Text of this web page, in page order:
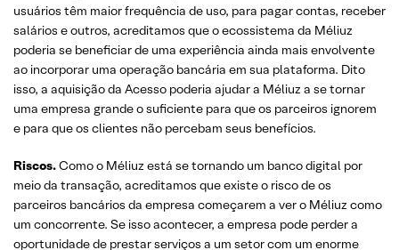
usuários têm maior frequência de uso, para pagar contas, receber
salários e outros, acreditamos que o ecossistema da Méliuz
poderia se beneficiar de uma experiência ainda mais envolvente
ao incorporar uma operação bancária em sua plataforma. Dito
isso, a aquisição da Acesso poderia ajudar a Méliuz a se tornar
uma empresa grande o suficiente para que os parceiros ignorem
e para que os clientes não percebam seus benefícios.
Riscos.Como o Méliuz está se tornando um banco digital por
meio da transação, acreditamos que existe o risco de os
parceiros bancários da empresa começarem a ver o Méliuz como
um concorrente. Se isso acontecer, a empresa pode perder a
oportunidade de prestar serviços a um setor com um enorme